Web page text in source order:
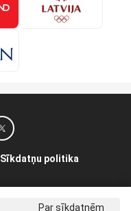
Sīkdatņu politika
Par sīkdatnēm